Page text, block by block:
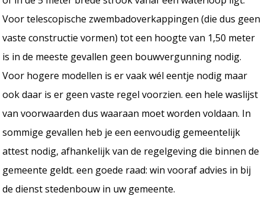
Voor telescopische zwembadoverkappingen (die dus geen
vaste constructie vormen) tot een hoogte van 1,50 meter
is in de meeste gevallen geen bouwvergunning nodig.
Voor hogere modellen is er vaak wél eentje nodig maar
ook daar is er geen vaste regel voorzien. een hele waslijst
van voorwaarden dus waaraan moet worden voldaan. In
sommige gevallen heb je een eenvoudig gemeentelijk
attest nodig, afhankelijk van de regelgeving die binnen de
gemeente geldt. een goede raad: win vooraf advies in bij
de dienst stedenbouw in uw gemeente.